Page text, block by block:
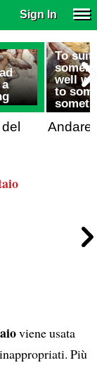
Sign In
To
well
to
Andare
viene usata
Più